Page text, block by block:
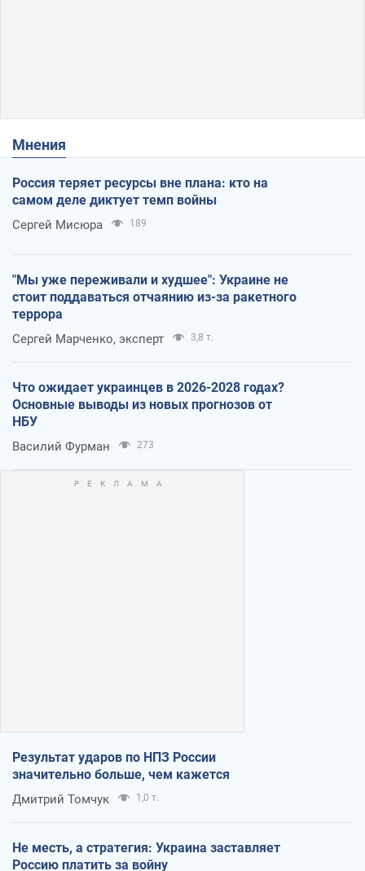
Мнения
Россия теряет ресурсы вне плана: кто на
самом деле диктует темп войны
Сергей Мисюра 189
"Мы уже переживали и худшее": Украине не
стоит поддаваться отчаянию из-за ракетного
террора
Сергей Марченко, эксперт 3,8 т.
Что ожидает украинцев в 2026-2028 годах?
Основные выводы из новых прогнозов от
НБУ
Василий Фурман 273
Результат ударов по НПЗ России
значительно больше, чем кажется
Дмитрий Томчук 1,0 т.
Не месть, а стратегия: Украина заставляет
Россию платить за войну